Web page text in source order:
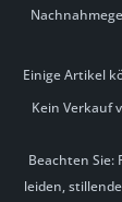
Einige Artikel
Kein Verkauf
Beachten
leiden,